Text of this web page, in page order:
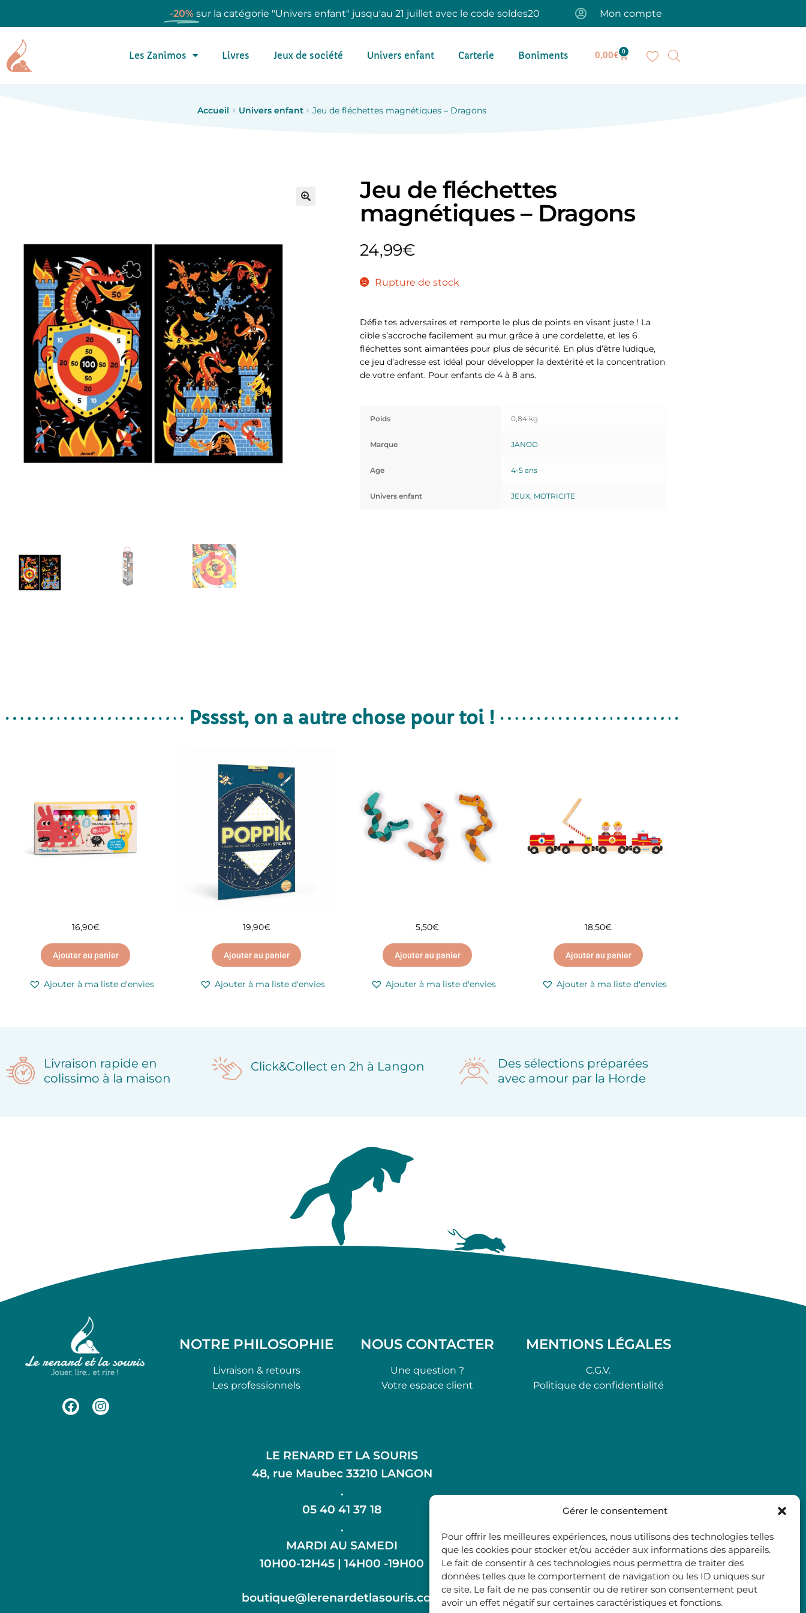
Gérer le consentement
Pour offrir les meilleures expériences, nous utilisons des technologies telles
que les cookies pour stocker et/ou accéder aux informations des appareils.
Le fait de consentir à ces technologies nous permettra de traiter des
données telles que le comportement de navigation ou les ID uniques sur
ce site. Le fait de ne pas consentir ou de retirer son consentement peut
avoir un effet négatif sur certaines caractéristiques et fonctions.
-20% sur la catégorie "Univers enfant" jusqu'au 21 juillet avec le code soldes20 Mon compte
Les Zanimos Livres Jeux de société Univers enfant Carterie Boniments 0,00€ 0
Accueil Univers enfant Jeu de fléchettes magnétiques – Dragons
Jeu de fléchettes
magnétiques – Dragons
24,99€
Rupture de stock
Défie tes adversaires et remporte le plus de points en visant juste ! La
cible s’accroche facilement au mur grâce à une cordelette, et les 6
fléchettes sont aimantées pour plus de sécurité. En plus d’être ludique,
ce jeu d’adresse est idéal pour développer la dextérité et la concentration
de votre enfant. Pour enfants de 4 à 8 ans.
Poids 0,84 kg
Marque JANOD
Age 4-5 ans
Univers enfant JEUX, MOTRICITE
Psssst, on a autre chose pour toi !
16,90€
Ajouter au panier
Ajouter à ma liste d'envies
19,90€
Ajouter au panier
Ajouter à ma liste d'envies
5,50€
Ajouter au panier
Ajouter à ma liste d'envies
18,50€
Ajouter au panier
Ajouter à ma liste d'envies
Livraison rapide en
colissimo à la maison
Click&Collect en 2h à Langon
Des sélections préparées
avec amour par la Horde
NOTRE PHILOSOPHIE
Livraison & retours
Les professionnels
NOUS CONTACTER
Une question ?
Votre espace client
MENTIONS LÉGALES
C.G.V.
Politique de confidentialité
LE RENARD ET LA SOURIS
48, rue Maubec 33210 LANGON
.
05 40 41 37 18
.
MARDI AU SAMEDI
10H00-12H45 | 14H00 -19H00
boutique@lerenardetlasouris.com